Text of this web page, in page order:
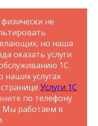
не
но наша
оказать услуги
1С.
наших услугах
Услуги 1С
по телефону
Мы работаем в